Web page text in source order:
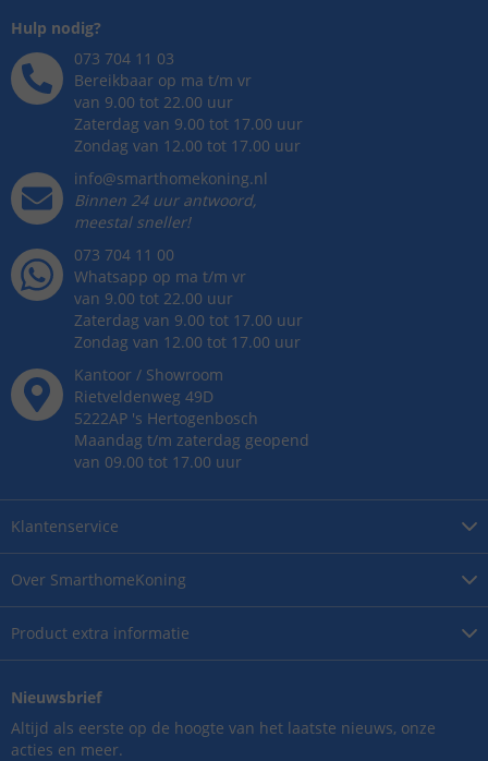
Over SmarthomeKoning
Product extra informatie
Klantenservice
Hulp nodig?
073 704 11 03
Bereikbaar op ma t/m vr
van 9.00 tot 22.00 uur
Zaterdag van 9.00 tot 17.00 uur
Zondag van 12.00 tot 17.00 uur
info@smarthomekoning.nl
Binnen 24 uur antwoord,
meestal sneller!
073 704 11 00
Whatsapp op ma t/m vr
van 9.00 tot 22.00 uur
Zaterdag van 9.00 tot 17.00 uur
Zondag van 12.00 tot 17.00 uur
Kantoor / Showroom
Rietveldenweg 49D
5222AP 's Hertogenbosch
Maandag t/m zaterdag geopend
van 09.00 tot 17.00 uur
Nieuwsbrief
Altijd als eerste op de hoogte van het laatste nieuws, onze
acties en meer.